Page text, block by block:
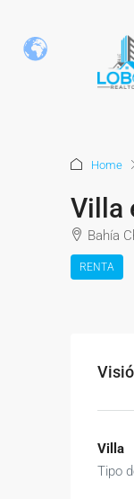
Home
Villa
Bahía
RENTA
Villa
Tipo